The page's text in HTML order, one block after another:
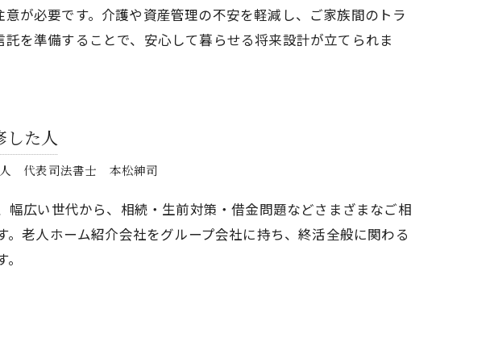
が必要です。介護や資産管理の不安を軽減し、ご家族間のトラ
を準備することで、安心して暮らせる将来設計が立てられま
した人
人 代表司法書士 本松紳司
幅広い世代から、相続・生前対策・借金問題などさまざまなご相
。老人ホーム紹介会社をグループ会社に持ち、終活全般に関わる